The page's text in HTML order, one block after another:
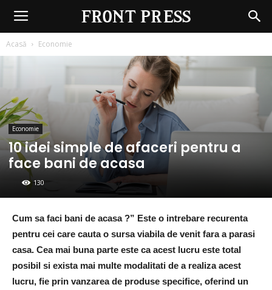
Front
Press
Acasă Economie
Economie
10 idei simple de afaceri pentru a
face bani de acasa
130
Cum sa faci bani de acasa ?” Este o intrebare recurenta
pentru cei care cauta o sursa viabila de venit fara a parasi
casa. Cea mai buna parte este ca acest lucru este total
posibil si exista mai multe modalitati de a realiza acest
lucru, fie prin vanzarea de produse specifice, oferind un